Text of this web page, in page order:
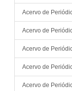
Acervo de
Acervo de
Acervo de
Acervo de
Acervo de